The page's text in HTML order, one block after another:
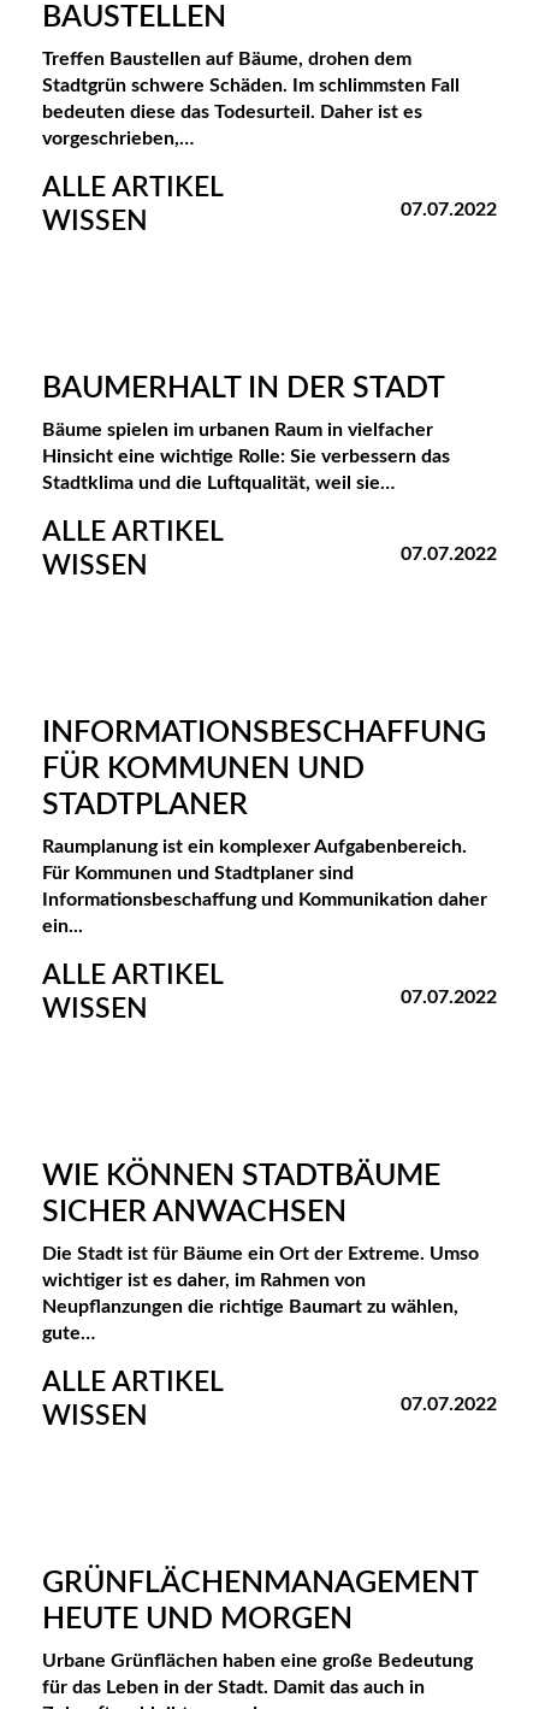
BAUSTELLEN
Treffen Baustellen auf Bäume, drohen dem
Stadtgrün schwere Schäden. Im schlimmsten Fall
bedeuten diese das Todesurteil. Daher ist es
vorgeschrieben,…
ALLE ARTIKEL
WISSEN
07.07.2022
BAUMERHALT IN DER STADT
Bäume spielen im urbanen Raum in vielfacher
Hinsicht eine wichtige Rolle: Sie verbessern das
Stadtklima und die Luftqualität, weil sie…
ALLE ARTIKEL
WISSEN
07.07.2022
INFORMATIONSBESCHAFFUNG
FÜR KOMMUNEN UND
STADTPLANER
Raumplanung ist ein komplexer Aufgabenbereich.
Für Kommunen und Stadtplaner sind
Informationsbeschaffung und Kommunikation daher
ein...
ALLE ARTIKEL
WISSEN
07.07.2022
WIE KÖNNEN STADTBÄUME
SICHER ANWACHSEN
Die Stadt ist für Bäume ein Ort der Extreme. Umso
wichtiger ist es daher, im Rahmen von
Neupflanzungen die richtige Baumart zu wählen,
gute…
ALLE ARTIKEL
WISSEN
07.07.2022
GRÜNFLÄCHENMANAGEMENT
HEUTE UND MORGEN
Urbane Grünflächen haben eine große Bedeutung
für das Leben in der Stadt. Damit das auch in